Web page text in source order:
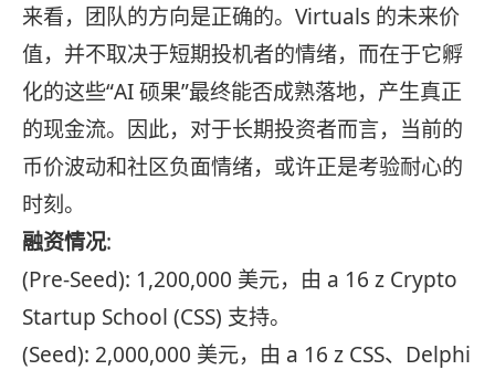
来看，团队的方向是正确的。Virtuals 的未来价
值，并不取决于短期投机者的情绪，而在于它孵
化的这些“AI 硕果”最终能否成熟落地，产生真正
的现金流。因此，对于长期投资者而言，当前的
币价波动和社区负面情绪，或许正是考验耐心的
时刻。
融资情况:
(Pre-Seed): 1,200,000 美元，由 a 16 z Crypto
Startup School (CSS) 支持。
(Seed): 2,000,000 美元，由 a 16 z CSS、Delphi